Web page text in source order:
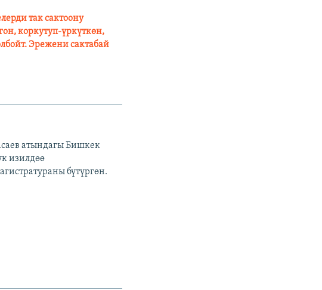
так сактоону
коркутуп-үркүткөн,
Эрежени сактабай
атындагы Бишкек
изилдөө
бүтүргөн.